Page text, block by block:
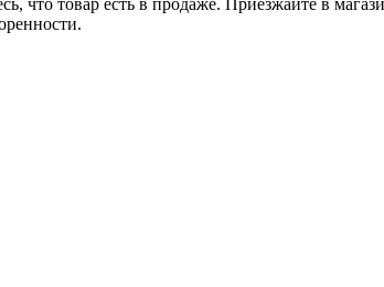
что товар есть в продаже. Приезжайте в